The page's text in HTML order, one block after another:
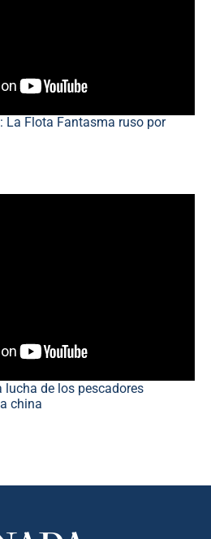
La Flota Fantasma ruso por
lucha de los pescadores
china